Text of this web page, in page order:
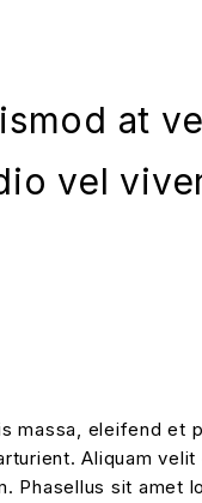
at
vel
eleifend
Aliquam
Phasellus sit amet